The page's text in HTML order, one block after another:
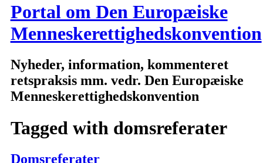
Portal om Den Europæiske
Menneskerettighedskonvention
Nyheder, information, kommenteret
retspraksis mm. vedr. Den Europæiske
Menneskerettighedskonvention
Tagged with domsreferater
Domsreferater